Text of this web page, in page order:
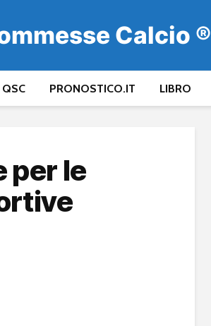
Calcio ®
PRONOSTICO.IT LIBRO
per le